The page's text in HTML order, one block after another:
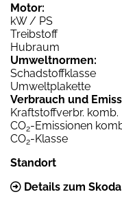
Motor:
kW / PS
Treibstoff
Hubraum
Umweltnormen:
Schadstoffklasse
Umweltplakette
Verbrauch und
Kraftstoffverbr. komb.
CO2-Emissionen
CO2-Klasse
Standort
Details zum